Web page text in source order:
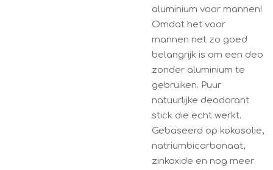
aluminium voor mannen!
Omdat het voor
mannen net zo goed
belangrijk is om een deo
zonder aluminium te
gebruiken. Puur
natuurlijke deodorant
stick die echt werkt.
Gebaseerd op kokosolie,
natriumbicarbonaat,
zinkoxide en nog meer